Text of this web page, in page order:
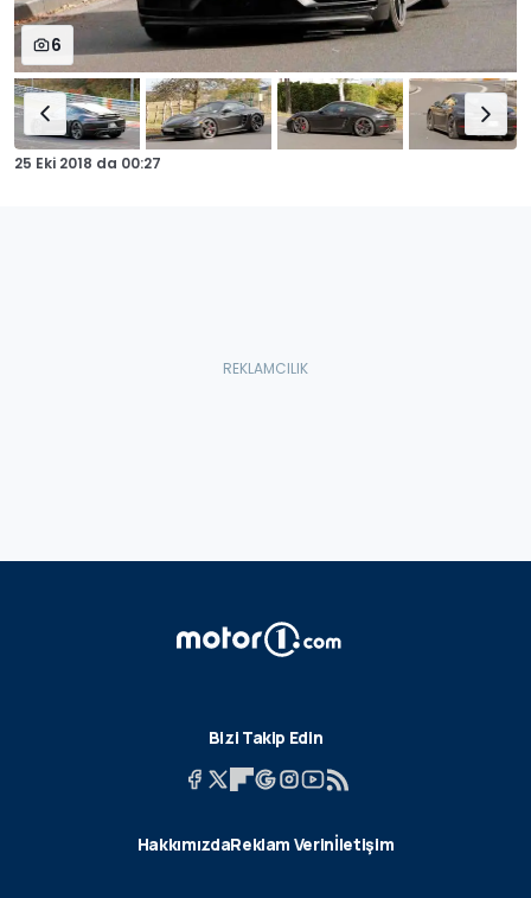
6
25 Eki 2018 da 00:27
Bizi Takip Edin
HakkımızdaReklam Verinİletişim